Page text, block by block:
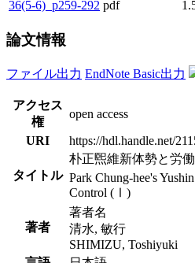
36(5-6)_p259-292 pdf
論文情報
ファイル出力 EndNote Basic出力
アクセス
権
open access
URI
https://hdl.handle.net/
タイトル
朴正煕維新体勢と労
Park Chung-hee's
Control (Ⅰ)
著者
著者名
清水, 敏行
SHIMIZU, Toshiyuki